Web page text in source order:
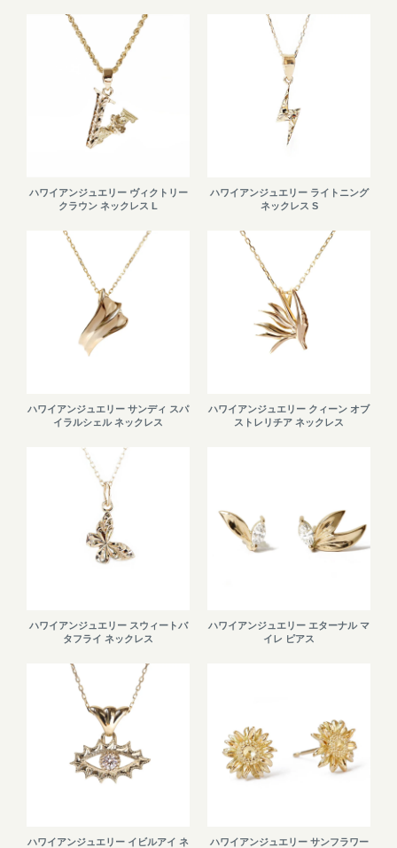
ハワイアンジュエリー ヴィクトリー
クラウン ネックレス L
ハワイアンジュエリー ライトニング
ネックレス S
ハワイアンジュエリー サンディ スパ
イラルシェル ネックレス
ハワイアンジュエリー クィーン オブ
ストレリチア ネックレス
ハワイアンジュエリー スウィートバ
タフライ ネックレス
ハワイアンジュエリー エターナル マ
イレ ピアス
ハワイアンジュエリー イビルアイ ネ
ハワイアンジュエリー サンフラワー